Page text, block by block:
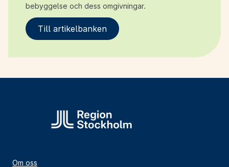
bebyggelse och dess omgivningar.
Till artikelbanken
Om oss